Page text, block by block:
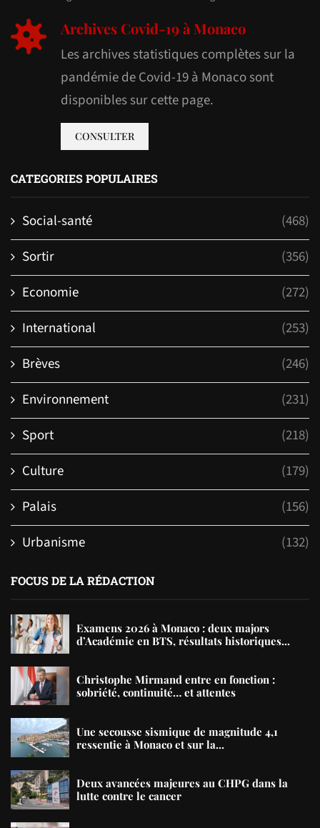
Archives Covid-19 à Monaco
Les archives statistiques complètes sur la
pandémie de Covid-19 à Monaco sont
disponibles sur cette page.
CONSULTER
CATEGORIES POPULAIRES
Social-santé
(468)
Sortir
(356)
Economie
(272)
International
(253)
Brèves
(246)
Environnement
(231)
Sport
(218)
Culture
(179)
Palais
(156)
Urbanisme
(132)
FOCUS DE LA RÉDACTION
Examens 2026 à Monaco : deux majors
d’Académie en BTS, résultats historiques...
Christophe Mirmand entre en fonction :
sobriété, continuité… et attentes
Une secousse sismique de magnitude 4,1
ressentie à Monaco et sur la...
Deux avancées majeures au CHPG dans la
lutte contre le cancer